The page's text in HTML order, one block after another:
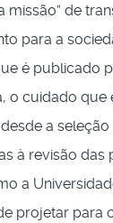
missão” de
para a
é publicado
o cuidado
a
à revisão das
a
projetar para